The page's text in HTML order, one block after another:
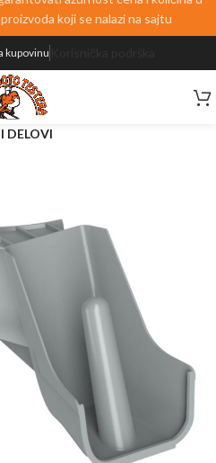
koji se nalazi na sajtu
kupovinu
DELOVI